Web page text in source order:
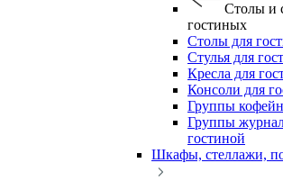
Столы и
гостиных
Столы для
Стулья для
Кресла для
Консоли для
Группы
Группы
гостиной
Шкафы, стеллажи,